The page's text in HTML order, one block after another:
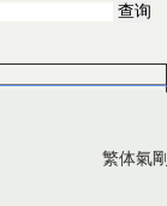
繁体氣